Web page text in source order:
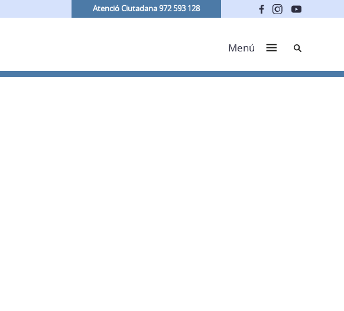
Atenció Ciutadana 972 593 128
Menú Cerca